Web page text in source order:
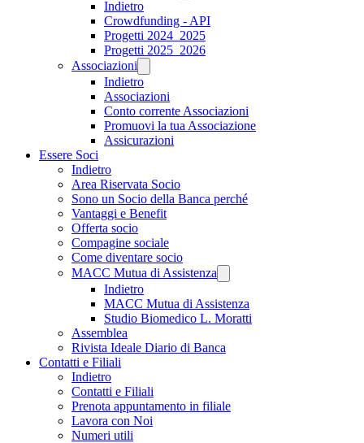
Indietro
Crowdfunding - API
Progetti 2024_2025
Progetti 2025_2026
Associazioni
Indietro
Associazioni
Conto corrente Associazioni
Promuovi la tua Associazione
Assicurazioni
Essere Soci
Indietro
Area Riservata Socio
Sono un Socio della Banca perché
Vantaggi e Benefit
Offerta socio
Compagine sociale
Come diventare socio
MACC Mutua di Assistenza
Indietro
MACC Mutua di Assistenza
Studio Biomedico L. Moratti
Assemblea
Rivista Ideale Diario di Banca
Contatti e Filiali
Indietro
Contatti e Filiali
Prenota appuntamento in filiale
Lavora con Noi
Numeri utili